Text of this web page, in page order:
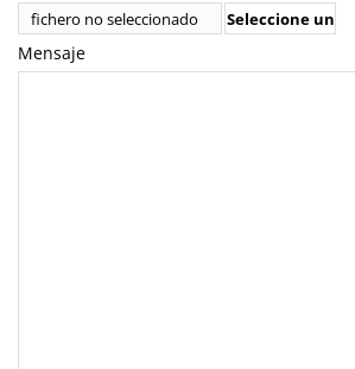
fichero no seleccionado
Seleccione un
Mensaje